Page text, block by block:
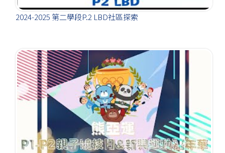
2024-2025 第二學段P.2 LBD社區探索